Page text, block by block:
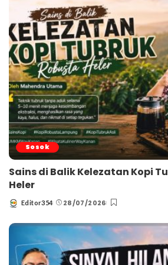
Sosok
Sains di Balik Kelezatan Kopi
Heler
Posted
Editor354 28/07/2026